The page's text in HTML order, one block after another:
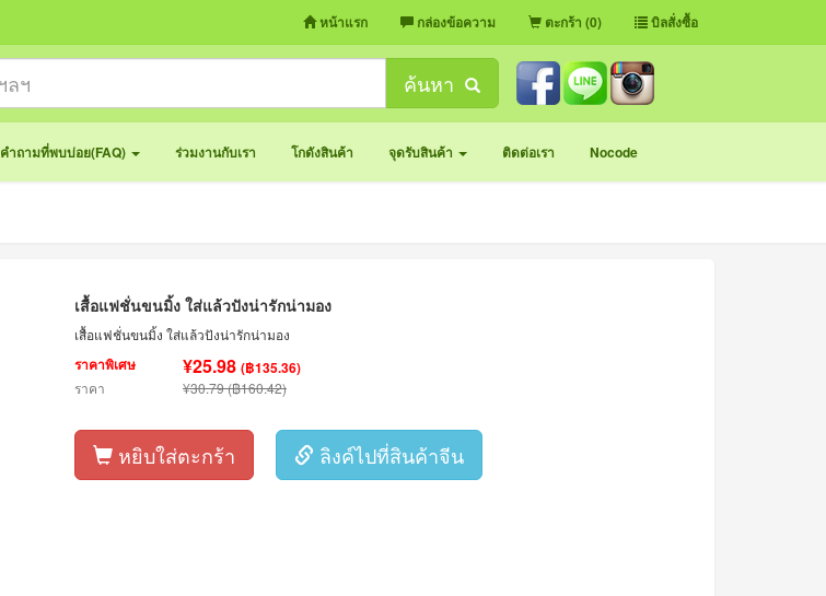
หน้าแรก กล่องข้อความ ตะกร้า (0) บิลสั่งซื้อ
ค้นหา
คำถามที่พบบ่อย(FAQ) ร่วมงานกับเรา โกดังสินค้า จุดรับสินค้า ติดต่อเรา Nocode
เสื้อแฟชั่นขนมิ้ง ใส่แล้วปังน่ารักน่ามอง
เสื้อแฟชั่นขนมิ้ง ใส่แล้วปังน่ารักน่ามอง
ราคาพิเศษ ¥25.98(฿135.36)
ราคา ¥30.79 (฿160.42)
หยิบใส่ตะกร้า ลิงค์ไปที่สินค้าจีน